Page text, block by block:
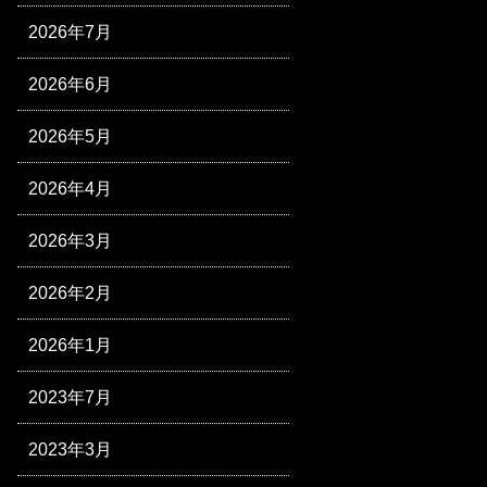
2026年7月
2026年6月
2026年5月
2026年4月
2026年3月
2026年2月
2026年1月
2023年7月
2023年3月